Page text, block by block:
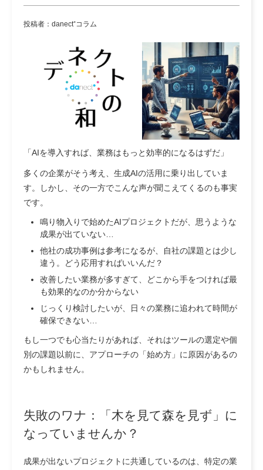
投稿者：danect⁺コラム
「AIを導入すれば、業務はもっと効率的になるはずだ」
多くの企業がそう考え、生成AIの活用に乗り出していま
す。しかし、その一方でこんな声が聞こえてくるのも事実
です。
鳴り物入りで始めたAIプロジェクトだが、思うような
成果が出ていない…
他社の成功事例は参考になるが、自社の課題とは少し
違う。どう応用すればいいんだ？
改善したい業務が多すぎて、どこから手をつければ最
も効果的なのか分からない
じっくり検討したいが、日々の業務に追われて時間が
確保できない…
もし一つでも心当たりがあれば、それはツールの選定や個
別の課題以前に、 アプローチの「始め方」 に原因があるの
かもしれません。
失敗のワナ：「木を見て森を見ず」に
なっていませんか？
成果が出ないプロジェクトに共通しているのは、特定の業